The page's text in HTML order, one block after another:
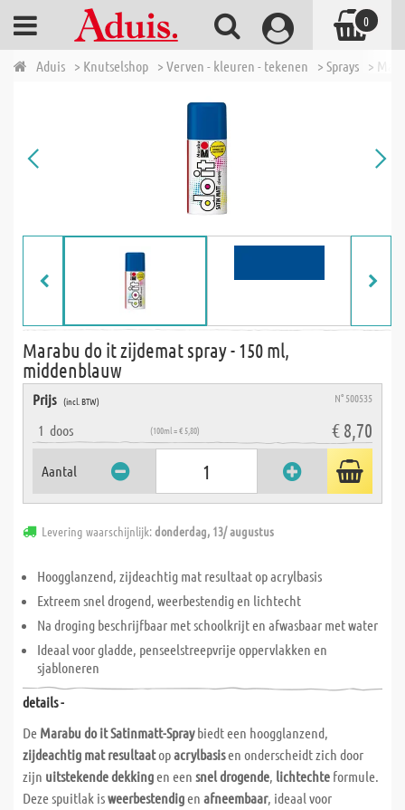
Aduis > Knutselshop > Verven - kleuren - tekenen > Sprays >
Marabu do it zijdemat spray - 150 ml,
middenblauw
Prijs (incl. BTW) N° 500535
1 doos (100ml = € 5,80) € 8,70
Aantal
Levering waarschijnlijk:donderdag, 13/ augustus
Hoogglanzend, zijdeachtig mat resultaat op acrylbasis
Extreem snel drogend, weerbestendig en lichtecht
Na droging beschrijfbaar met schoolkrijt en afwasbaar met water
Ideaal voor gladde, penseelstreepvrije oppervlakken en
sjabloneren
details -
De Marabu do it Satinmatt-Spraybiedt een hoogglanzend,
zijdeachtig mat resultaatopacrylbasisen onderscheidt zich door
zijn uitstekende dekkingen een snel drogende, lichtechte formule.
Deze spuitlak isweerbestendigen afneembaar, ideaal voor
0